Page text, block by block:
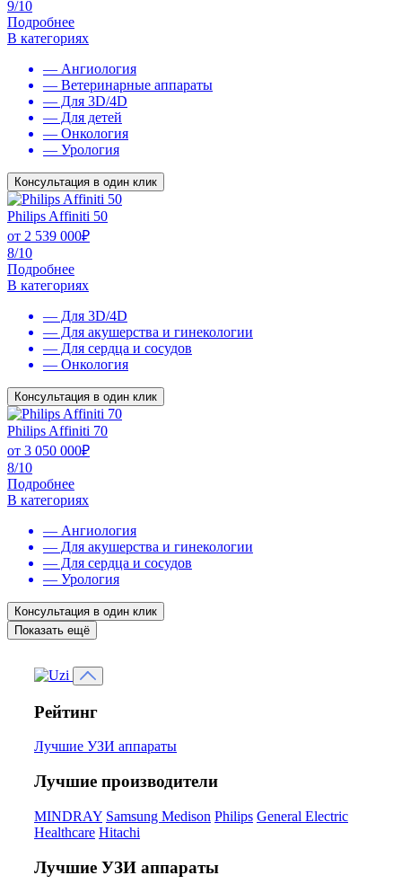
9/10
Подробнее
В категориях
— Ангиология
— Ветеринарные аппараты
— Для 3D/4D
— Для детей
— Онкология
— Урология
Консультация в один клик
Philips Affiniti 50
от 2 539 000₽
8/10
Подробнее
В категориях
— Для 3D/4D
— Для акушерства и гинекологии
— Для сердца и сосудов
— Онкология
Консультация в один клик
Philips Affiniti 70
от 3 050 000₽
8/10
Подробнее
В категориях
— Ангиология
— Для акушерства и гинекологии
— Для сердца и сосудов
— Урология
Консультация в один клик
Показать ещё
Рейтинг
Лучшие УЗИ аппараты
Лучшие производители
MINDRAY Samsung Medison Philips General Electric
Healthcare Hitachi
Лучшие УЗИ аппараты